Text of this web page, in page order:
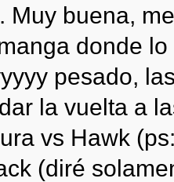
Muy buena,
donde
pesado,
la vuelta a
vs Hawk
(diré